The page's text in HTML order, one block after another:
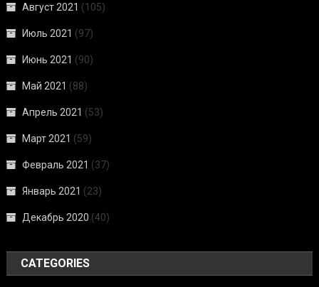
Август 2021 (105)
Июль 2021 (97)
Июнь 2021 (90)
Май 2021 (88)
Апрель 2021 (53)
Март 2021 (59)
Февраль 2021 (37)
Январь 2021 (23)
Декабрь 2020 (40)
CATEGORIES